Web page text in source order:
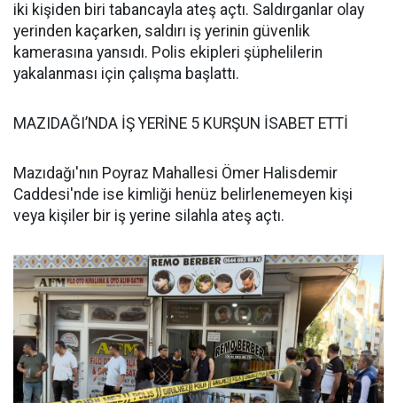
iki kişiden biri tabancayla ateş açtı. Saldırganlar olay
yerinden kaçarken, saldırı iş yerinin güvenlik
kamerasına yansıdı. Polis ekipleri şüphelilerin
yakalanması için çalışma başlattı.
MAZIDAĞI’NDA İŞ YERİNE 5 KURŞUN İSABET ETTİ
Mazıdağı'nın Poyraz Mahallesi Ömer Halisdemir
Caddesi'nde ise kimliği henüz belirlenemeyen kişi
veya kişiler bir iş yerine silahla ateş açtı.